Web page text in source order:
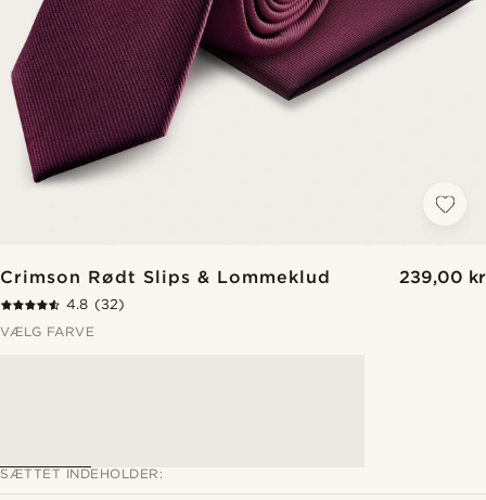
Crimson Rødt Slips & Lommeklud 239,00 kr
4.8 (32)
VÆLG FARVE
SÆTTET INDEHOLDER: